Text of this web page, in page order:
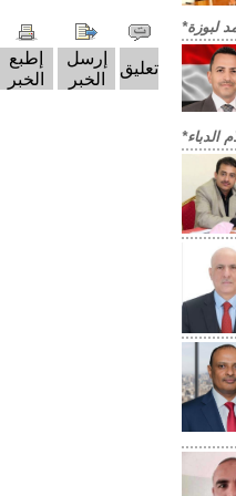
لبوزة*
الدباء*
تعليق
إرسل
الخبر
إطبع
الخبر